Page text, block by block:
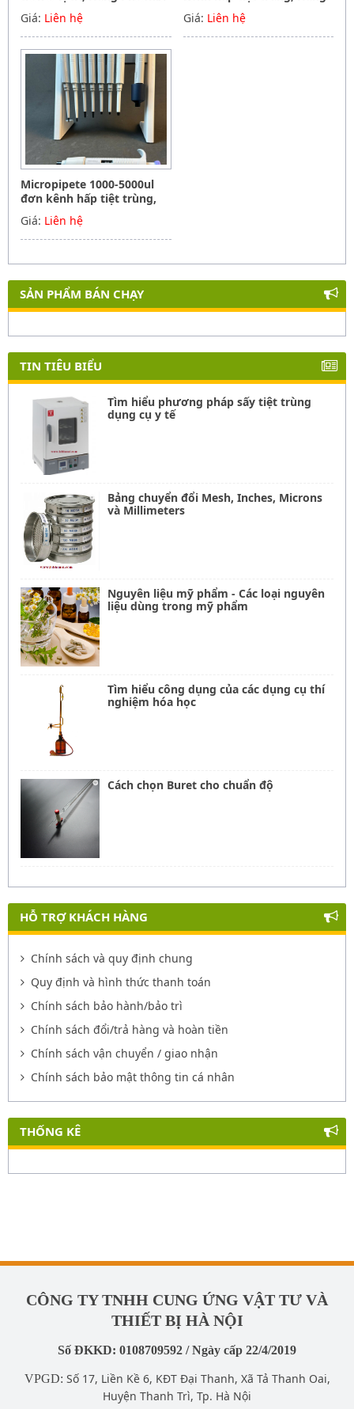
instrument Germany
Giá: Liên hệ
Phoenix instrument
Germany
Giá: Liên hệ
Micropipete 1000-5000ul
đơn kênh hấp tiệt trùng,
Hãng Phoenix instrument
Germany
Giá: Liên hệ
SẢN PHẨM BÁN CHẠY
TIN TIÊU BIỂU
Tìm hiểu phương pháp sấy tiệt trùng
dụng cụ y tế
Bảng chuyển đổi Mesh, Inches, Microns
và Millimeters
Nguyên liệu mỹ phẩm - Các loại nguyên
liệu dùng trong mỹ phẩm
Tìm hiểu công dụng của các dụng cụ thí
nghiệm hóa học
Cách chọn Buret cho chuẩn độ
HỖ TRỢ KHÁCH HÀNG
Chính sách và quy định chung
Quy định và hình thức thanh toán
Chính sách bảo hành/bảo trì
Chính sách đổi/trả hàng và hoàn tiền
Chính sách vận chuyển / giao nhận
Chính sách bảo mật thông tin cá nhân
THỐNG KÊ
CÔNG TY TNHH CUNG ỨNG VẬT TƯ VÀ
THIẾT BỊ HÀ NỘI
Số ĐKKD: 0108709592 / Ngày cấp 22/4/2019
VPGD: Số 17, Liền Kề 6, KĐT Đại Thanh, Xã Tả Thanh Oai,
Huyện Thanh Trì, Tp. Hà Nội